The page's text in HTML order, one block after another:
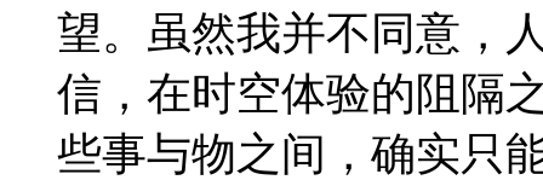
望。虽然我并不同意，
信，在时空体验的阻隔
些事与物之间，确实只